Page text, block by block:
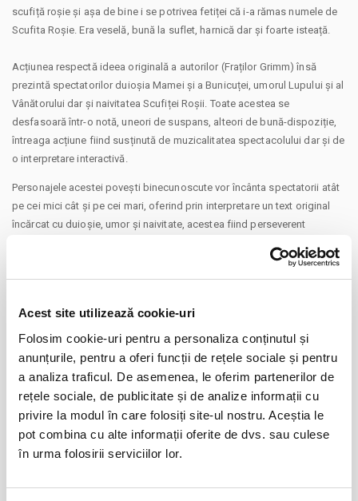
Acest site utilizează cookie-uri
Folosim cookie-uri pentru a personaliza conținutul și
anunțurile, pentru a oferi funcții de rețele sociale și pentru
a analiza traficul. De asemenea, le oferim partenerilor de
rețele sociale, de publicitate și de analize informații cu
privire la modul în care folosiți site-ul nostru. Aceștia le
pot combina cu alte informații oferite de dvs. sau culese
în urma folosirii serviciilor lor.
scufiță roșie și așa de bine i se potrivea fetiței că i-a rămas numele de
Scufita Roșie. Era veselă, bună la suflet, harnică dar și foarte isteață.
Acțiunea respectă ideea originală a autorilor (Fraților Grimm) însă
prezintă spectatorilor duioșia Mamei și a Bunicuței, umorul Lupului și al
Vânătorului dar și naivitatea Scufiței Roșii. Toate acestea se
desfasoară într-o notă, uneori de suspans, alteori de bună-dispoziție,
întreaga acțiune fiind susținută de muzicalitatea spectacolului dar și de
o interpretare interactivă.
Personajele acestei povești binecunoscute vor încânta spectatorii atât
pe cei mici cât și pe cei mari, oferind prin interpretare un text original
încărcat cu duioșie, umor și naivitate, acestea fiind perseverent
și Bunicuța
Spectacol de teatru interactiv recomandat copiilor cu vârsta de peste 3
ani. Durata: 45 minute.
Un spectacol pus în scenă in cadrul programului Caravana cu
Spectacole la Hanu’ lui Manuc - Piața Unirii, Strada Franceză 62-64,
Sector 3, București
Powered by Teatru la Cinema
Distribuie aceasta pagina
Evenimente similare
Bucuresti